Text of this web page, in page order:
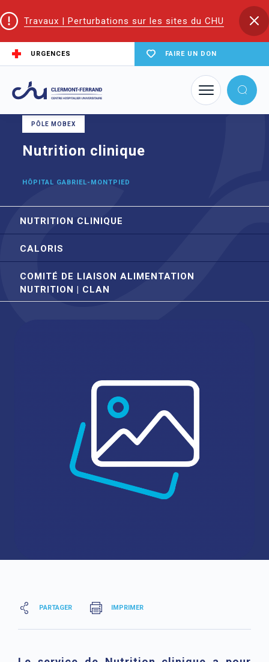
Travaux | Perturbations sur les sites du CHU
URGENCES FAIRE UN DON
Accueil Nutrition clinique
PÔLE MOBEX
Nutrition clinique
HÔPITAL GABRIEL-MONTPIED
NUTRITION CLINIQUE
CALORIS
COMITÉ DE LIAISON ALIMENTATION
NUTRITION | CLAN
PARTAGER IMPRIMER